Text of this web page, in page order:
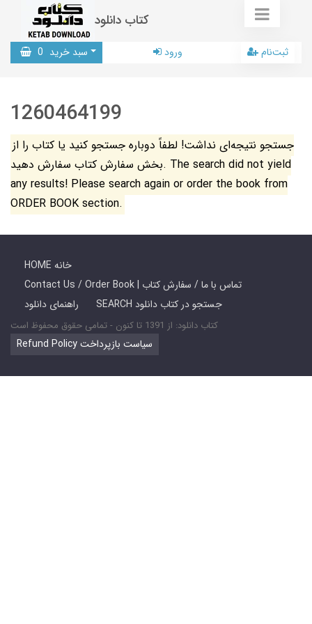
کتاب دانلود
سبد خرید 0 ورود ثبت‌نام
1260464199
جستجو نتیجه‌ای نداشت! لطفاً دوباره جستجو کنید یا کتاب را از
بخش سفارش کتاب سفارش دهید. The search did not yield
any results! Please search again or order the book from
ORDER BOOK section.
HOME خانه
Contact Us / Order Book | تماس با ما / سفارش کتاب
راهنمای دانلود
SEARCH جستجو در کتاب دانلود
کتاب دانلود: از 1391 تا کنون - تمامی حقوق محفوظ است
Refund Policy سیاست بازپرداخت